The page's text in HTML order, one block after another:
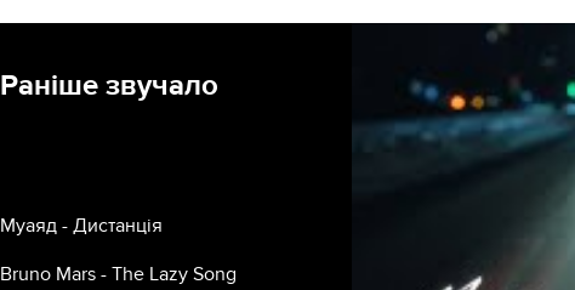
Раніше звучало
Муаяд - Дистанція
Bruno Mars - The Lazy Song